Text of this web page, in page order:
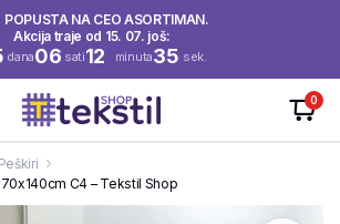
POPUSTA NA CEO ASORTIMAN.
Akcija traje od 15. 07. još:
dana06 sati12 minuta35 sek.
0
Peškiri
C4 – Tekstil Shop